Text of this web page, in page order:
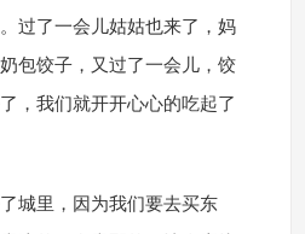
过了一会儿姑姑也来了，妈
包饺子，又过了一会儿，饺
，我们就开开心心的吃起了
城里，因为我们要去买东